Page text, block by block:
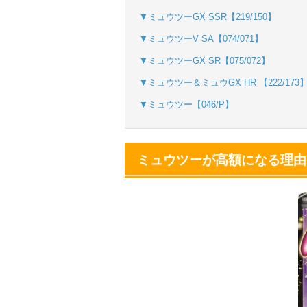
▼ミュウツーGX SSR【219/150】
▼ミュウツーV SA【074/071】
▼ミュウツーGX SR【075/072】
▼ミュウツー＆ミュウGX HR 【222/173
▼ミュウツー【046/P】
ミュウツーが高額になる理由